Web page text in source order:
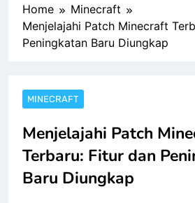
Home
Minecraft
Menjelajahi Patch Minecraft
Peningkatan Baru Diungkap
MINECRAFT
Menjelajahi Patch
Terbaru: Fitur dan
Baru Diungkap